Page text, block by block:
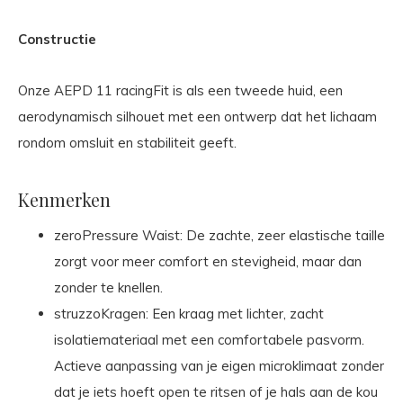
Constructie
Onze AEPD 11 racingFit is als een tweede huid, een
aerodynamisch silhouet met een ontwerp dat het lichaam
rondom omsluit en stabiliteit geeft.
Kenmerken
zeroPressure Waist: De zachte, zeer elastische taille
zorgt voor meer comfort en stevigheid, maar dan
zonder te knellen.
struzzoKragen: Een kraag met lichter, zacht
isolatiemateriaal met een comfortabele pasvorm.
Actieve aanpassing van je eigen microklimaat zonder
dat je iets hoeft open te ritsen of je hals aan de kou